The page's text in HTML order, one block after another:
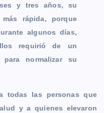
y tres años, su
rápida, porque
algunos días,
requirió de un
para normalizar su
todas las personas que
y a quienes elevaron